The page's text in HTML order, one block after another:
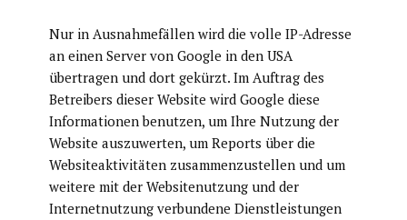
Nur in Ausnahmefällen wird die volle IP-Adresse
an einen Server von Google in den USA
übertragen und dort gekürzt. Im Auftrag des
Betreibers dieser Website wird Google diese
Informationen benutzen, um Ihre Nutzung der
Website auszuwerten, um Reports über die
Websiteaktivitäten zusammenzustellen und um
weitere mit der Websitenutzung und der
Internetnutzung verbundene Dienstleistungen